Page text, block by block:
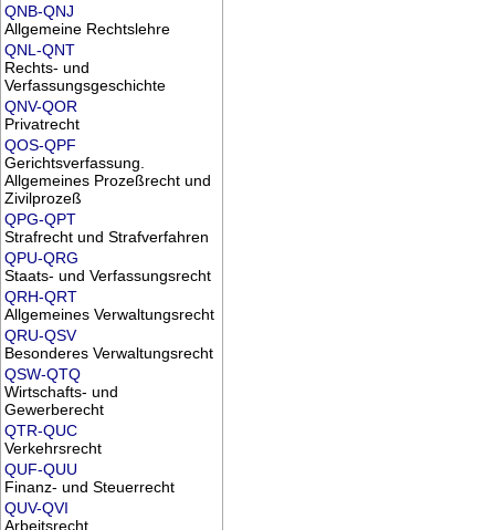
QNB-QNJ
Allgemeine Rechtslehre
QNL-QNT
Rechts- und
Verfassungsgeschichte
QNV-QOR
Privatrecht
QOS-QPF
Gerichtsverfassung.
Allgemeines Prozeßrecht und
Zivilprozeß
QPG-QPT
Strafrecht und Strafverfahren
QPU-QRG
Staats- und Verfassungsrecht
QRH-QRT
Allgemeines Verwaltungsrecht
QRU-QSV
Besonderes Verwaltungsrecht
QSW-QTQ
Wirtschafts- und
Gewerberecht
QTR-QUC
Verkehrsrecht
QUF-QUU
Finanz- und Steuerrecht
QUV-QVI
Arbeitsrecht